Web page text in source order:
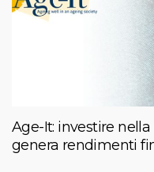
Age-It: investire
genera rendimenti